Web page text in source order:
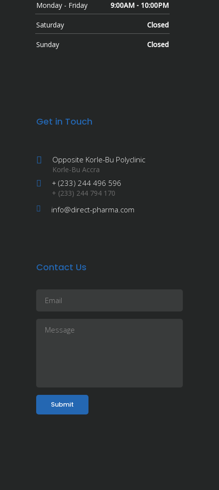
Monday - Friday 9:00AM - 10:00PM
Saturday Closed
Sunday Closed
Get in Touch
Opposite Korle-Bu Polyclinic
Korle-Bu Accra
+ (233) 244 496 596
+ (233) 244 794 170
info@direct-pharma.com
Contact Us